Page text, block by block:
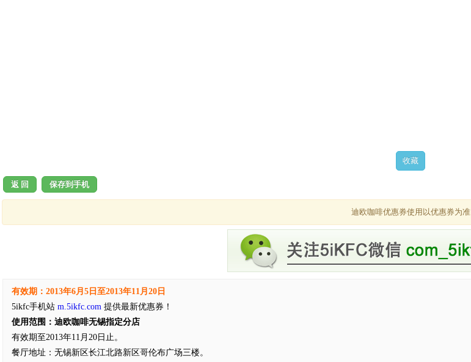
返 回 保存到手机
迪欧咖啡优惠券使用以优惠券为准
有效期：2013年6月5日至2013年11月20日
5ikfc手机站 m.5ikfc.com 提供最新优惠券！
使用范围：迪欧咖啡无锡指定分店
有效期至2013年11月20日止。
餐厅地址：无锡新区长江北路新区哥伦布广场三楼。